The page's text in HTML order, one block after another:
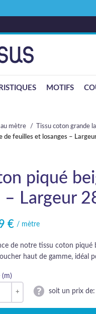
MOTIFS
au mètre
Tissu coton grande
de feuilles et losanges –
piqué
– Largeur
€.
€€./ mètre
de notre tissu coton
haut de gamme, idéal
(m)
soit un prix de: